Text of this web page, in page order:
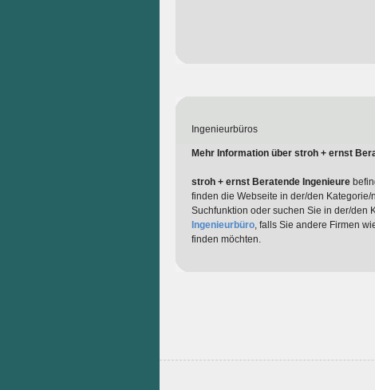
Ingenieurbüros
Mehr Information über stroh + ernst
stroh + ernst Beratende Ingenieure
finden die Webseite in der/den Kategorie/n
Suchfunktion oder suchen Sie in der/den
Ingenieurbüro, falls Sie andere Firmen
finden möchten.